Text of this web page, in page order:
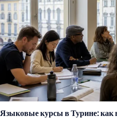
Языковые курсы в Турине: